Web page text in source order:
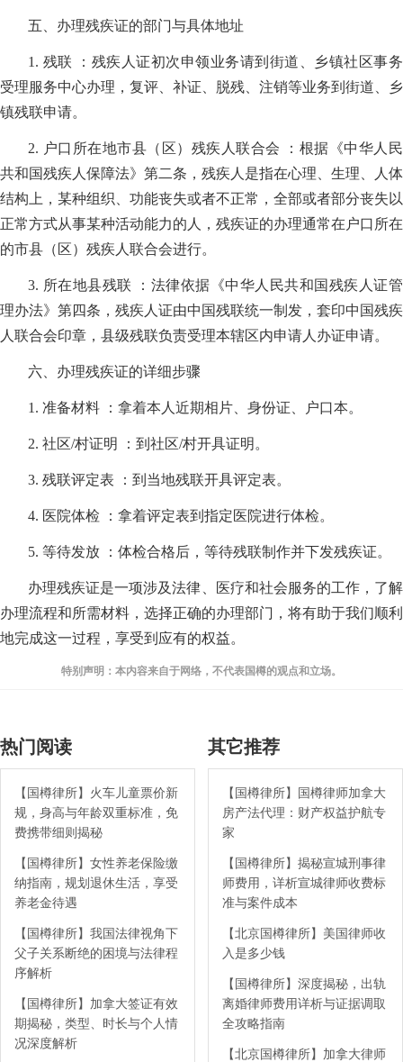
五、办理残疾证的部门与具体地址
1. 残联 ：残疾人证初次申领业务请到街道、乡镇社区事务
受理服务中心办理，复评、补证、脱残、注销等业务到街道、乡
镇残联申请。
2. 户口所在地市县（区）残疾人联合会 ：根据《中华人民
共和国残疾人保障法》第二条，残疾人是指在心理、生理、人体
结构上，某种组织、功能丧失或者不正常，全部或者部分丧失以
正常方式从事某种活动能力的人，残疾证的办理通常在户口所在
的市县（区）残疾人联合会进行。
3. 所在地县残联 ：法律依据《中华人民共和国残疾人证管
理办法》第四条，残疾人证由中国残联统一制发，套印中国残疾
人联合会印章，县级残联负责受理本辖区内申请人办证申请。
六、办理残疾证的详细步骤
1. 准备材料 ：拿着本人近期相片、身份证、户口本。
2. 社区/村证明 ：到社区/村开具证明。
3. 残联评定表 ：到当地残联开具评定表。
4. 医院体检 ：拿着评定表到指定医院进行体检。
5. 等待发放 ：体检合格后，等待残联制作并下发残疾证。
办理残疾证是一项涉及法律、医疗和社会服务的工作，了解
办理流程和所需材料，选择正确的办理部门，将有助于我们顺利
地完成这一过程，享受到应有的权益。
特别声明：本内容来自于网络，不代表国樽的观点和立场。
热门阅读
【国樽律所】火车儿童票价新
规，身高与年龄双重标准，免
费携带细则揭秘
【国樽律所】女性养老保险缴
纳指南，规划退休生活，享受
养老金待遇
【国樽律所】我国法律视角下
父子关系断绝的困境与法律程
序解析
【国樽律所】加拿大签证有效
期揭秘，类型、时长与个人情
况深度解析
其它推荐
【国樽律所】国樽律师加拿大
房产法代理：财产权益护航专
家
【国樽律所】揭秘宣城刑事律
师费用，详析宣城律师收费标
准与案件成本
【北京国樽律所】美国律师收
入是多少钱
【国樽律所】深度揭秘，出轨
离婚律师费用详析与证据调取
全攻略指南
【北京国樽律所】加拿大律师